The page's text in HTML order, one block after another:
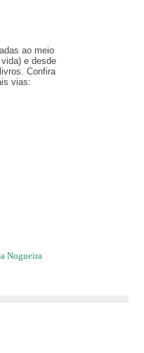
ao meio
e desde
Confira
vias:
Nogueira